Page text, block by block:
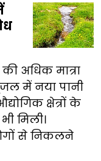
अधिक मात्रा
में नया पानी
क्षेत्रों के
मिली।
से निकलने